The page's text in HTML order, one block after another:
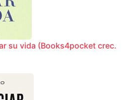
su vida (Books4pocket crec.